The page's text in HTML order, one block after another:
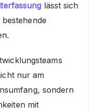
lässt sich
nur am
sondern
mit